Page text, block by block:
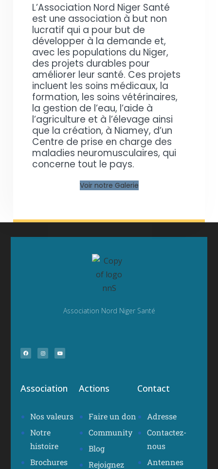
L’Association Nord Niger Santé
est une association à but non
lucratif qui a pour but de
développer à la demande et,
avec les populations du Niger,
des projets durables pour
améliorer leur santé. Ces projets
incluent les soins médicaux, la
formation, les soins vétérinaires,
la gestion de l’eau, l’aide à
l’agriculture et à l’élevage ainsi
que la création, à Niamey, d’un
Centre de prise en charge des
maladies neuromusculaires, qui
concerne tout le pays.
Voir notre Galerie
Association Nord Niger Santé
Association
Nos valeurs
Notre
histoire
Brochures
Actions
Faire un don
Community
Blog
Rejoignez
Contact
Adresse
Contactez-
nous
Antennes